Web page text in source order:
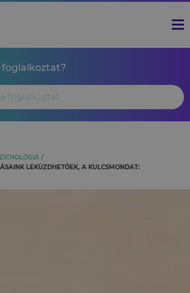
LEKÜZDHETŐEK, A KULCSMONDAT: